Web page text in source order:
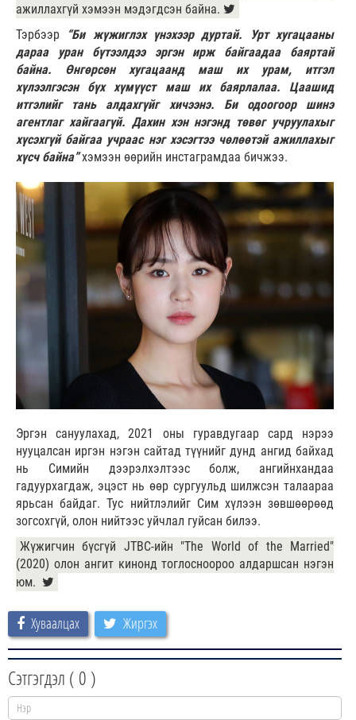
ажиллахгүй хэмээн мэдэгдсэн байна.
Тэрбээр
“Би жүжиглэх үнэхээр дуртай. Урт хугацааны
дараа уран бүтээлдээ эргэн ирж байгаадаа баяртай
байна. Өнгөрсөн хугацаанд маш их урам, итгэл
хүлээлгэсэн бүх хүмүүст маш их баярлалаа. Цаашид
итгэлийг тань алдахгүйг хичээнэ. Би одоогоор шинэ
агентлаг хайгаагүй. Дахин хэн нэгэнд төвөг учруулахыг
хүсэхгүй байгаа учраас нэг хэсэгтээ чөлөөтэй ажиллахыг
хүсч байна”хэмээн өөрийн инстаграмдаа бичжээ.
Эргэн сануулахад, 2021 оны гуравдугаар сард нэрээ
нууцалсан иргэн нэгэн сайтад түүнийг дунд ангид байхад
нь Симийн дээрэлхэлтээс болж, ангийнхандаа
гадуурхагдаж, эцэст нь өөр сургуульд шилжсэн талаараа
ярьсан байдаг. Тус нийтлэлийг Сим хүлээн зөвшөөрөөд
зогсохгүй, олон нийтээс уйчлал гуйсан билээ.
Жүжигчин бүсгүй JTBC-ийн "The World of the Married"
(2020) олон ангит кинонд тоглосноороо алдаршсан нэгэн
юм.
Хуваалцах Жиргэх
Сэтгэгдэл ( 0 )